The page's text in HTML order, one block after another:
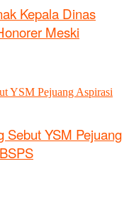
Kepala Dinas
Meski
Sebut YSM Pejuang